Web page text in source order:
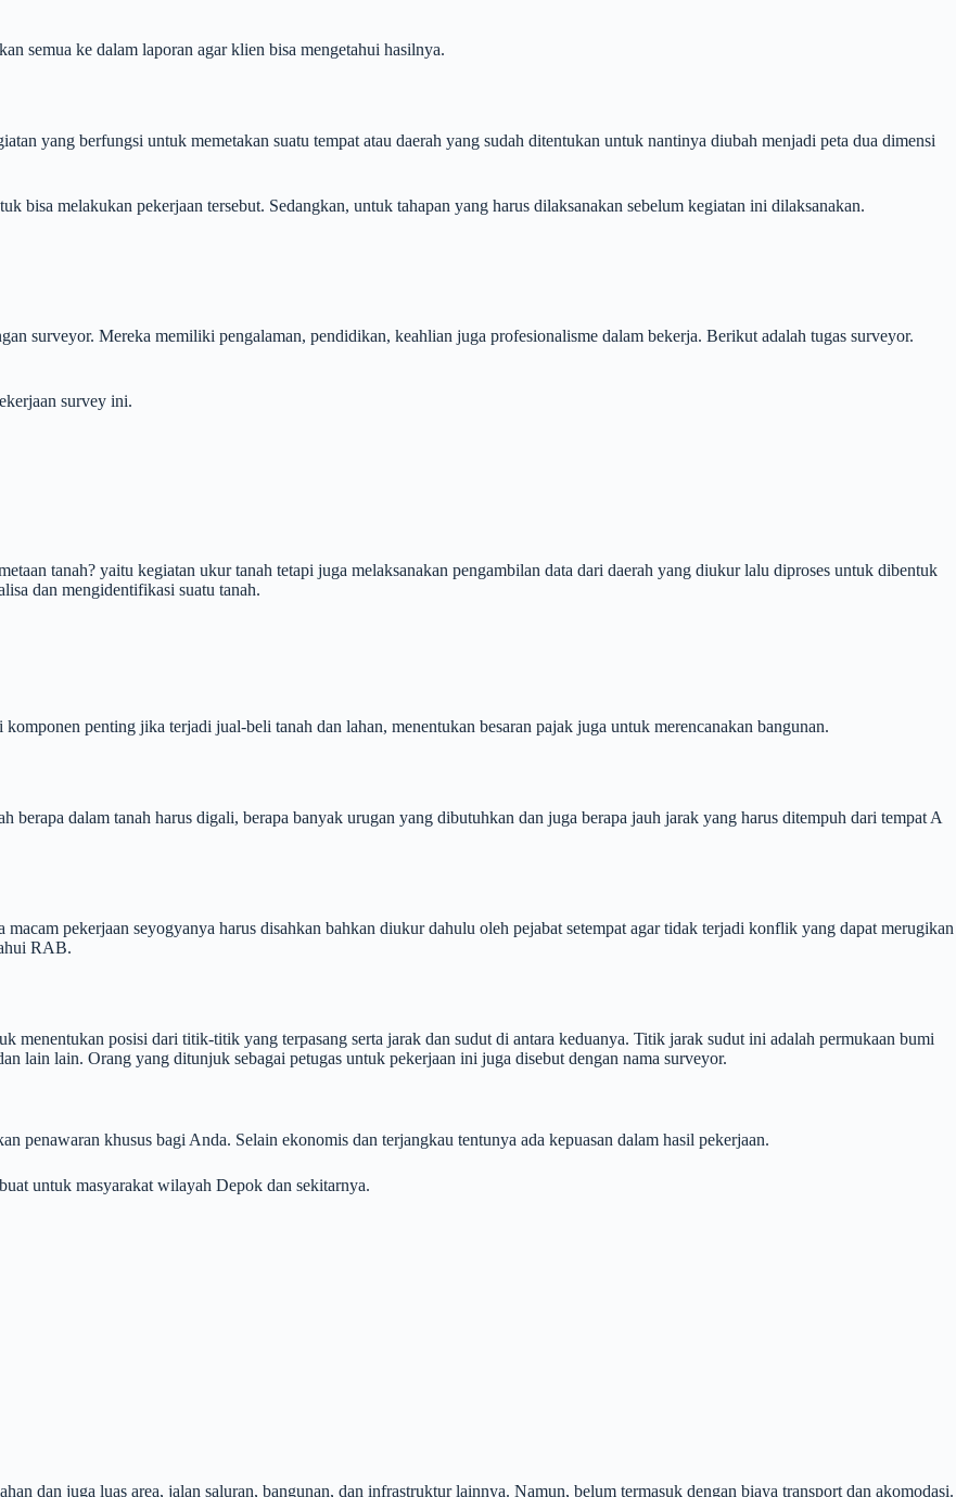
semua ke dalam laporan agar klien bisa mengetahui hasilnya.
yang berfungsi untuk memetakan suatu tempat atau daerah yang sudah ditentukan untuk nantinya diubah menjadi peta dua dimensi
bisa melakukan pekerjaan tersebut. Sedangkan, untuk tahapan yang harus dilaksanakan sebelum kegiatan ini dilaksanakan.
surveyor. Mereka memiliki pengalaman, pendidikan, keahlian juga profesionalisme dalam bekerja. Berikut adalah tugas surveyor.
survey ini.
tanah? yaitu kegiatan ukur tanah tetapi juga melaksanakan pengambilan data dari daerah yang diukur lalu diproses untuk dibentuk
dan mengidentifikasi suatu tanah.
penting jika terjadi jual-beli tanah dan lahan, menentukan besaran pajak juga untuk merencanakan bangunan.
berapa dalam tanah harus digali, berapa banyak urugan yang dibutuhkan dan juga berapa jauh jarak yang harus ditempuh dari tempat A
pekerjaan seyogyanya harus disahkan bahkan diukur dahulu oleh pejabat setempat agar tidak terjadi konflik yang dapat merugikan
RAB.
menentukan posisi dari titik-titik yang terpasang serta jarak dan sudut di antara keduanya. Titik jarak sudut ini adalah permukaan bumi
lain lain. Orang yang ditunjuk sebagai petugas untuk pekerjaan ini juga disebut dengan nama surveyor.
penawaran khusus bagi Anda. Selain ekonomis dan terjangkau tentunya ada kepuasan dalam hasil pekerjaan.
untuk masyarakat wilayah Depok dan sekitarnya.
dan juga luas area, jalan saluran, bangunan, dan infrastruktur lainnya. Namun, belum termasuk dengan biaya transport dan akomodasi.